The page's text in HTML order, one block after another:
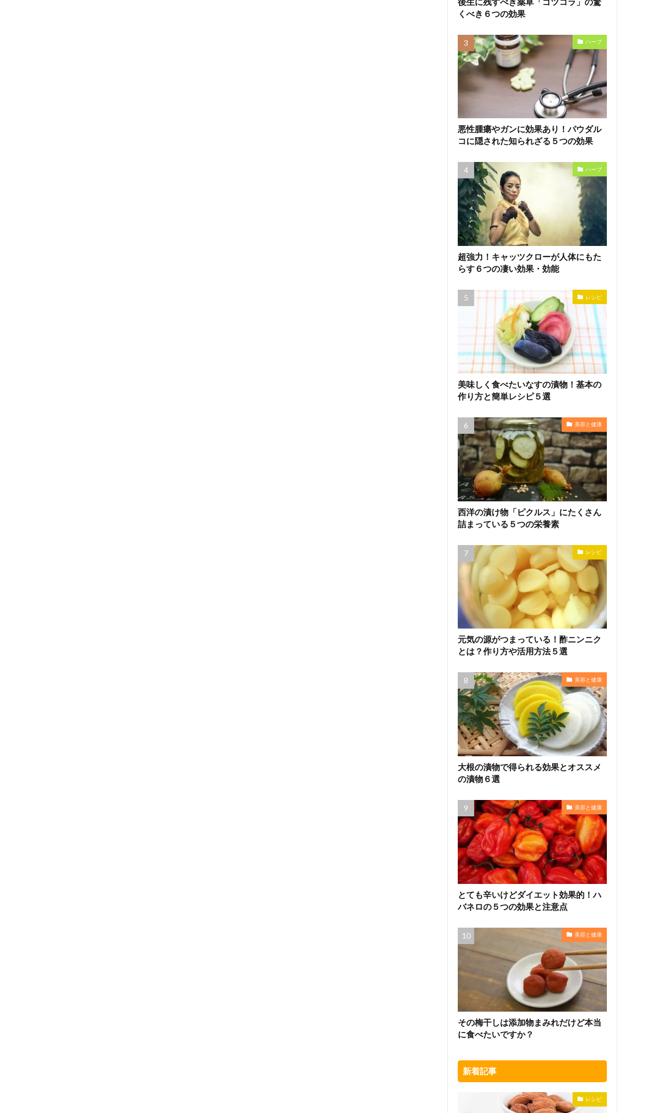
くべき６つの効果
ハーブ
悪性腫瘍やガンに効果あり！パウダル
コに隠された知られざる５つの効果
ハーブ
超強力！キャッツクローが人体にもた
らす６つの凄い効果・効能
レシピ
美味しく食べたいなすの漬物！基本の
作り方と簡単レシピ５選
美容と健康
西洋の漬け物「ピクルス」にたくさん
詰まっている５つの栄養素
レシピ
元気の源がつまっている！酢ニンニク
とは？作り方や活用方法５選
美容と健康
大根の漬物で得られる効果とオススメ
の漬物６選
美容と健康
とても辛いけどダイエット効果的！ハ
バネロの５つの効果と注意点
美容と健康
その梅干しは添加物まみれだけど本当
に食べたいですか？
新着記事
レシピ